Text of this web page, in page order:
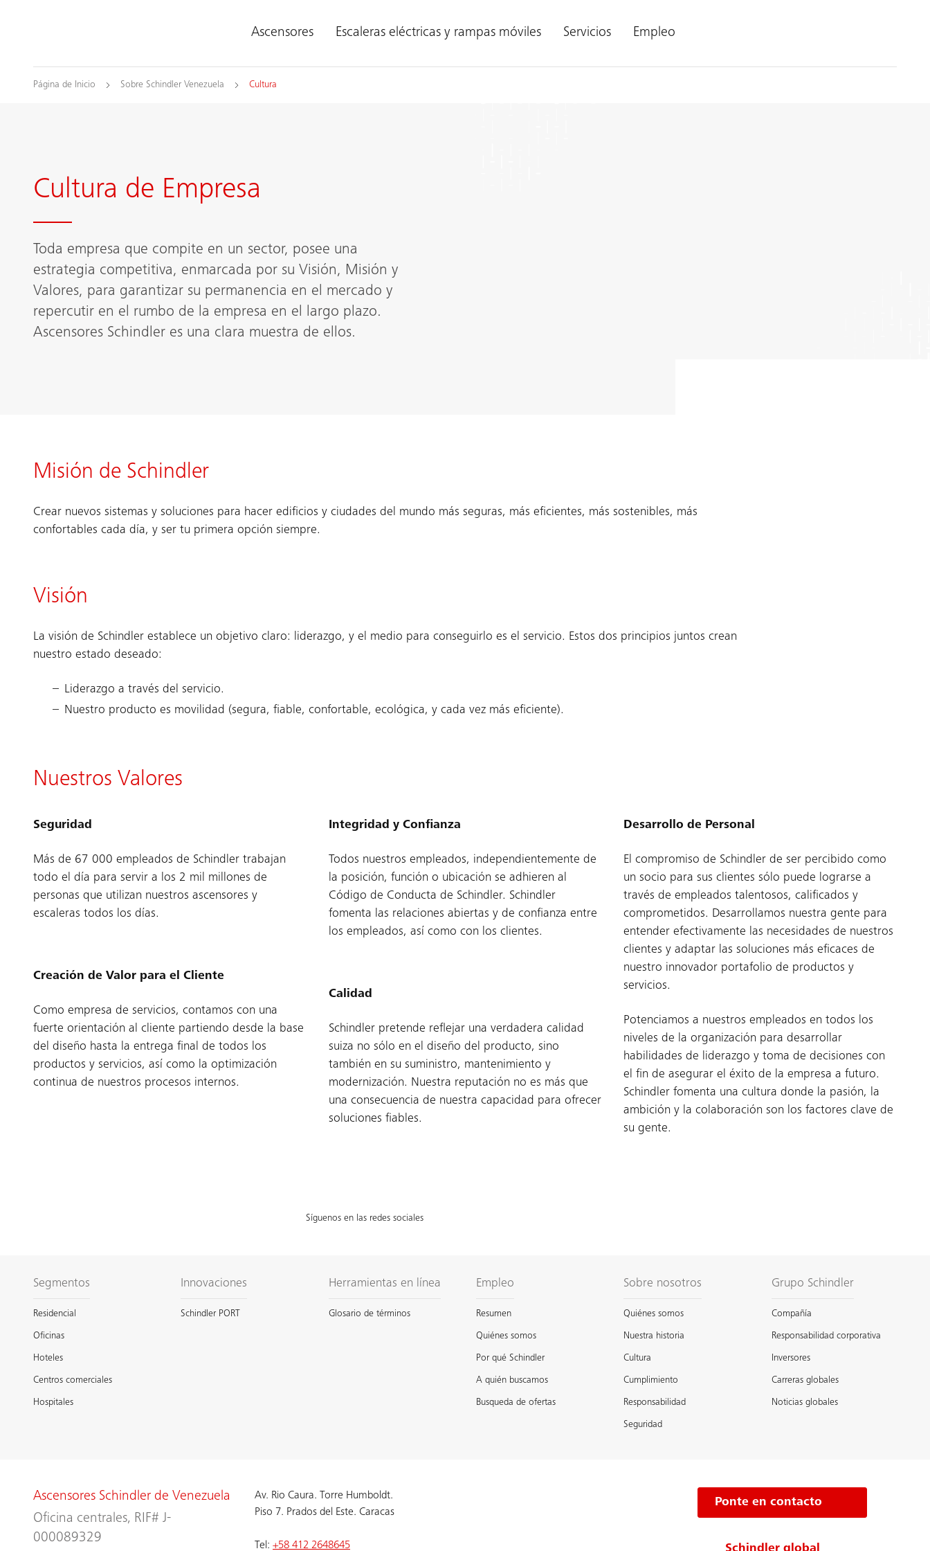
Ascensores Escaleras eléctricas y rampas móviles Servicios Empleo
Página de Inicio Sobre Schindler Venezuela Cultura
Cultura de Empresa
Toda empresa que compite en un sector, posee una
estrategia competitiva, enmarcada por su Visión, Misión y
Valores, para garantizar su permanencia en el mercado y
repercutir en el rumbo de la empresa en el largo plazo.
Ascensores Schindler es una clara muestra de ellos.
Misión de Schindler
Crear nuevos sistemas y soluciones para hacer edificios y ciudades del mundo más seguras, más eficientes, más sostenibles, más
confortables cada día, y ser tu primera opción siempre.
Visión
La visión de Schindler establece un objetivo claro: liderazgo, y el medio para conseguirlo es el servicio. Estos dos principios juntos crean
nuestro estado deseado:
Liderazgo a través del servicio.
Nuestro producto es movilidad (segura, fiable, confortable, ecológica, y cada vez más eficiente).
Nuestros Valores
Seguridad
Más de 67 000 empleados de Schindler trabajan
todo el día para servir a los 2 mil millones de
personas que utilizan nuestros ascensores y
escaleras todos los días.
Creación de Valor para el Cliente
Como empresa de servicios, contamos con una
fuerte orientación al cliente partiendo desde la base
del diseño hasta la entrega final de todos los
productos y servicios, así como la optimización
continua de nuestros procesos internos.
Integridad y Confianza
Todos nuestros empleados, independientemente de
la posición, función o ubicación se adhieren al
Código de Conducta de Schindler. Schindler
fomenta las relaciones abiertas y de confianza entre
los empleados, así como con los clientes.
Calidad
Schindler pretende reflejar una verdadera calidad
suiza no sólo en el diseño del producto, sino
también en su suministro, mantenimiento y
modernización. Nuestra reputación no es más que
una consecuencia de nuestra capacidad para ofrecer
soluciones fiables.
Desarrollo de Personal
El compromiso de Schindler de ser percibido como
un socio para sus clientes sólo puede lograrse a
través de empleados talentosos, calificados y
comprometidos. Desarrollamos nuestra gente para
entender efectivamente las necesidades de nuestros
clientes y adaptar las soluciones más eficaces de
nuestro innovador portafolio de productos y
servicios.
Potenciamos a nuestros empleados en todos los
niveles de la organización para desarrollar
habilidades de liderazgo y toma de decisiones con
el fin de asegurar el éxito de la empresa a futuro.
Schindler fomenta una cultura donde la pasión, la
ambición y la colaboración son los factores clave de
su gente.
Síguenos en las redes sociales
Segmentos
Residencial
Oficinas
Hoteles
Centros comerciales
Hospitales
Innovaciones
Schindler PORT
Herramientas en línea
Glosario de términos
Empleo
Resumen
Quiénes somos
Por qué Schindler
A quién buscamos
Busqueda de ofertas
Sobre nosotros
Quiénes somos
Nuestra historia
Cultura
Cumplimiento
Responsabilidad
Seguridad
Grupo Schindler
Compañía
Responsabilidad corporativa
Inversores
Carreras globales
Noticias globales
Ascensores Schindler de Venezuela
Oficina centrales, RIF# J-
000089329
Av. Rio Caura. Torre Humboldt.
Piso 7. Prados del Este. Caracas
Tel: +58 412 2648645
Ponte en contacto